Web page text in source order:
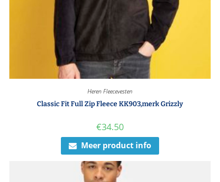
Heren Fleecevesten
Classic Fit Full Zip Fleece KK903,merk Grizzly
€34.50
Meer product info